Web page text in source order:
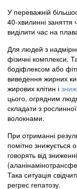
У переважній
40-хвилинні заняття
виділити час на
Для людей з
фізичні комплекси.
бодіфлексом або
виведення жирних
жирових клітин і
цього, огрядним
складати з
волокнами.
При отриманні
помітно знижується
говорять від
Така ситуація
регрес гепатозу.